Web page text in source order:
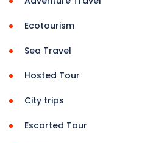
Ecotourism
Sea Travel
Hosted Tour
City trips
Escorted Tour